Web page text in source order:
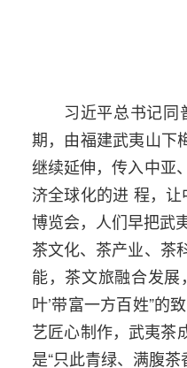
习近平总书记同
期，由福建武夷山下
继续延伸，传入中亚
济全球化的进 程，
博览会，人们早把武
茶文化、茶产业、茶
能，茶文旅融合发
叶’带富一方百姓”的
艺匠心制作，武夷茶
是“只此青绿、满腹茶